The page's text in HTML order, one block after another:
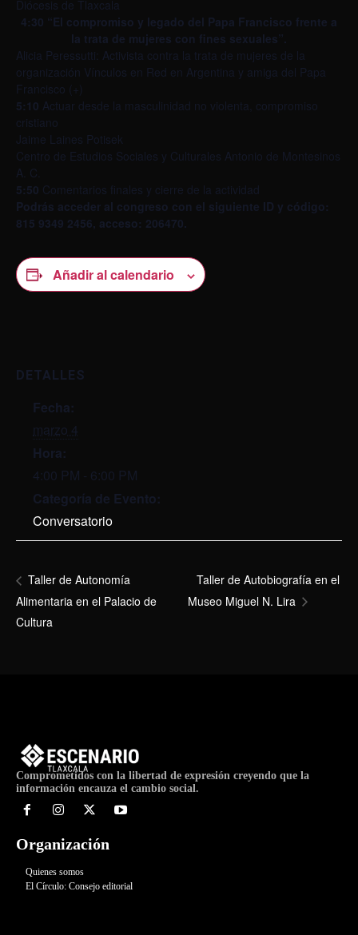
Diócesis de Tlaxcala
4:30 “El compromiso y legado del Papa Francisco frente a
la trata de mujeres con fines sexuales”.
Alicia Peressutti: Activista contra la trata de mujeres de la
organización Vínculos en Red en Argentina y amiga del Papa
Francisco (+)
5:10 Actuar desde la masculinidad no violenta, compromiso
cristiano
Jaime Laines Potisek
Centro de Estudios Sociales y Culturales Antonio de Montesinos
A. C.
5:50 Comentarios finales y cierre de la actividad
Podrás acceder al congreso con el siguiente ID y código:
815 9349 2456, acceso: 206470.
Añadir al calendario
DETALLES
Fecha:
marzo 4
Hora:
4:00 PM - 6:00 PM
Categoría de Evento:
Conversatorio
Taller de Autonomía
Alimentaria en el Palacio de
Cultura
Taller de Autobiografía en el
Museo Miguel N. Lira
Comprometidos con la libertad de expresión creyendo que la
información encauza el cambio social.
Organización
Quienes somos
El Círculo: Consejo editorial